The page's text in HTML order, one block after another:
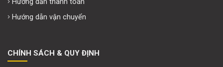
Hướng dẫn vận chuyển
CHÍNH SÁCH & QUY ĐỊNH